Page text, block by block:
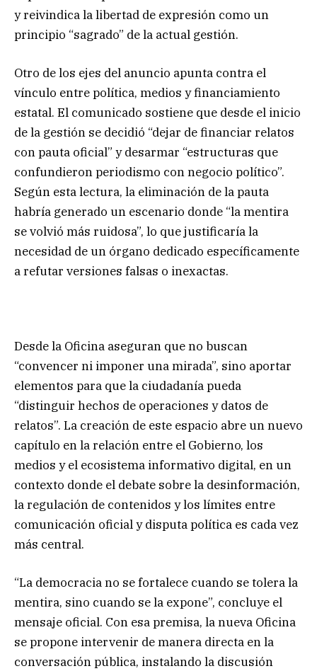
y reivindica la libertad de expresión como un
principio “sagrado” de la actual gestión.
Otro de los ejes del anuncio apunta contra el
vínculo entre política, medios y financiamiento
estatal. El comunicado sostiene que desde el inicio
de la gestión se decidió “dejar de financiar relatos
con pauta oficial” y desarmar “estructuras que
confundieron periodismo con negocio político”.
Según esta lectura, la eliminación de la pauta
habría generado un escenario donde “la mentira
se volvió más ruidosa”, lo que justificaría la
necesidad de un órgano dedicado específicamente
a refutar versiones falsas o inexactas.
Desde la Oficina aseguran que no buscan
“convencer ni imponer una mirada”, sino aportar
elementos para que la ciudadanía pueda
“distinguir hechos de operaciones y datos de
relatos”. La creación de este espacio abre un nuevo
capítulo en la relación entre el Gobierno, los
medios y el ecosistema informativo digital, en un
contexto donde el debate sobre la desinformación,
la regulación de contenidos y los límites entre
comunicación oficial y disputa política es cada vez
más central.
“La democracia no se fortalece cuando se tolera la
mentira, sino cuando se la expone”, concluye el
mensaje oficial. Con esa premisa, la nueva Oficina
se propone intervenir de manera directa en la
conversación pública, instalando la discusión